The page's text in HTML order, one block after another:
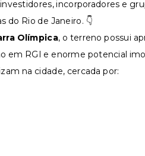
incorporadores e
do Rio de Janeiro. 👇
Olímpica, o terreno possui
em RGI e enorme potencial
na cidade, cercada por: